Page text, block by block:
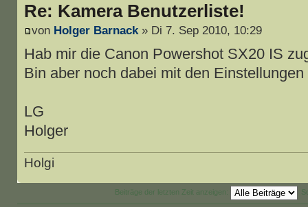
Re: Kamera Benutzerliste!
von Holger Barnack» Di 7. Sep 2010, 10:29
Hab mir die Canon Powershot SX20 IS
Bin aber noch dabei mit den
LG
Holger
Holgi
Beiträge der letzten Zeit anzeigen: